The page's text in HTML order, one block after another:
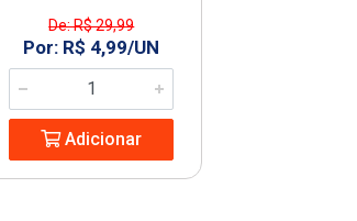
De: R$ 29,99
Por: R$ 4,99/UN
Adicionar